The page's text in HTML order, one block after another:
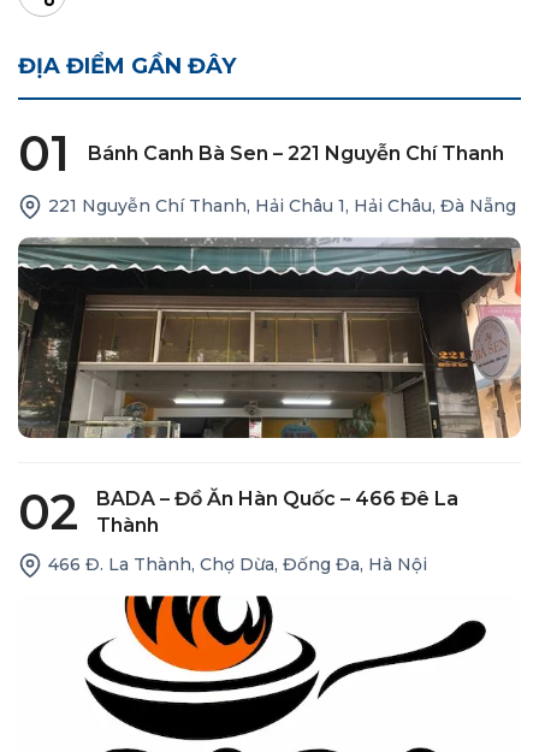
ĐỊA ĐIỂM GẦN ĐÂY
01 Bánh Canh Bà Sen – 221 Nguyễn Chí Thanh
221 Nguyễn Chí Thanh, Hải Châu 1, Hải Châu, Đà Nẵng
02
BADA – Đồ Ăn Hàn Quốc – 466 Đê La
Thành
466 Đ. La Thành, Chợ Dừa, Đống Đa, Hà Nội